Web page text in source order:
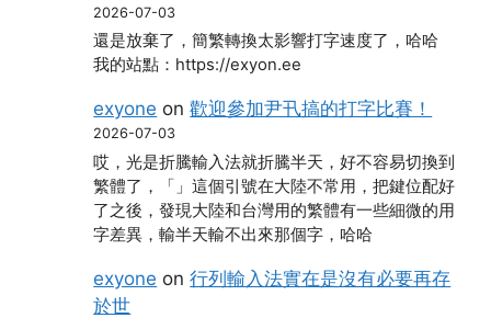
2026-07-03
還是放棄了，簡繁轉換太影響打字速度了，哈哈
我的站點：https://exyon.ee
exyone on歡迎參加尹卂搞的打字比賽！
2026-07-03
哎，光是折騰輸入法就折騰半天，好不容易切換到
繁體了，「」這個引號在大陸不常用，把鍵位配好
了之後，發現大陸和台灣用的繁體有一些細微的用
字差異，輸半天輸不出來那個字，哈哈
exyone on行列輸入法實在是沒有必要再存
於世